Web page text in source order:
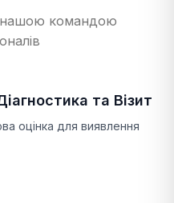
нашою командою
та Візит
оцінка для виявлення